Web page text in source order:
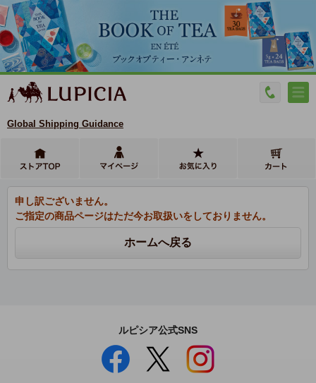
Global Shipping Guidance
申し訳ございません。
ご指定の商品ページはただ今お取扱いをしておりません。
ルピシア公式SNS